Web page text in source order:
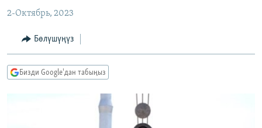
ЭКОНОМИКА
МАДАНИЯТ
БОРБОР АЗИЯ
АТАЙЫН ИЛИКТӨӨ
ТВ ПРОГРАММАЛАР
ЭКСПЕРТТЕР ТАЛДАЙТ
ӨЗГӨЧӨ ПИКИР
2-Октябрь, 2023
Бөлүшүңүз
Бизди Google'дан табыңыз